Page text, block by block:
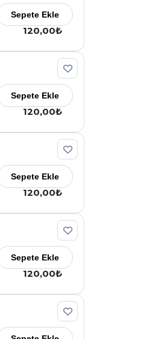
120,00₺
Sepete Ekle
120,00₺
Sepete Ekle
120,00₺
Sepete Ekle
120,00₺
Sepete Ekle